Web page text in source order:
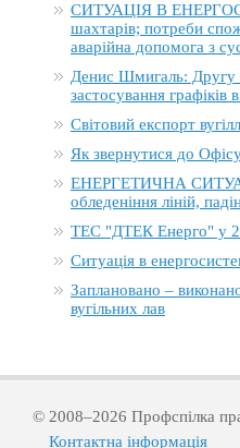
СИТУАЦІЯ В
шахтарів; потреби
аварійна допомога з
Денис Шмигаль: Другу
застосування графіків
Світовий експорт
Як звернутися до
ЕНЕРГЕТИЧНА
обледеніння ліній,
ТЕС "ДТЕК Енерго" у
Ситуація в
Заплановано –
вугільних лав
© 2008–2026 Профспілка
Контактна інформація